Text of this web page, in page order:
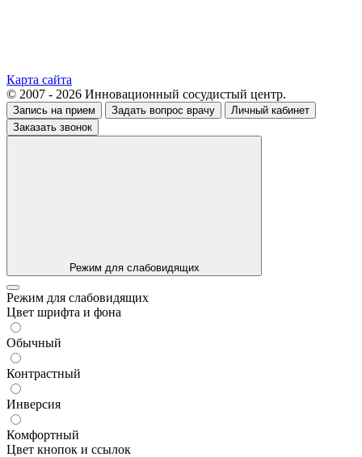
Карта сайта
© 2007 - 2026 Инновационный сосудистый центр.
Запись на прием Задать вопрос врачу
Личный кабинет
Заказать звонок
Режим для слабовидящих
Режим для слабовидящих
Цвет шрифта и фона
Обычный
Контрастный
Инверсия
Комфортный
Цвет кнопок и ссылок